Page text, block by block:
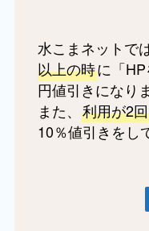
水こまネットでは
以上の時に「
円値引きになり
また、 利用が2
10％値引きをし